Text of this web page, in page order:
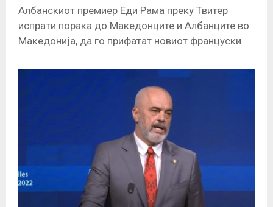
Албанскиот премиер Еди Рама преку Твитер
испрати порака до Македонците и Албанците во
Македонија, да го прифатат новиот француски
француски